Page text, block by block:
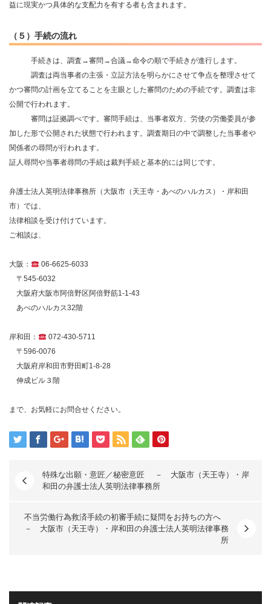
益に現実かつ具体的な支配力を有する者も含まれます。
（５）手続の流れ
手続きは、調査→審問→合議→命令の順で手続きが進行します。
調査は両当事者の主張・立証方法を明らかにさせて争点を整理させて
かつ審問の計画を立てることを主眼とした審問のための手続です。調査は非
公開で行われます。
審問は証拠調べです。審問手続は、当事者双方、労使の労働委員が参
加した形で公開された状態で行われます。調査期日の中で調整した当事者や
関係者の尋問が行われます。
証人尋問や当事者尋問の手続は裁判手続と基本的には同じです。
弁護士法人英明法律事務所（大阪市（天王寺・あべのハルカス）・岸和田
市）では、
法律相談を受け付けています。
ご相談は、
大阪：
06-6625-6033
〒545-6032
大阪府大阪市阿倍野区阿倍野筋1-1-43
あべのハルカス32階
岸和田：
072-430-5711
〒596-0076
大阪府岸和田市野田町1-8-28
伸成ビル３階
まで、お気軽にお問合せください。
特殊な出願・意匠／秘密意匠 － 大阪市（天王寺）・岸
和田の弁護士法人英明法律事務所
不当労働行為救済手続の初審手続に疑問をお持ちの方へ
－ 大阪市（天王寺）・岸和田の弁護士法人英明法律事務
所